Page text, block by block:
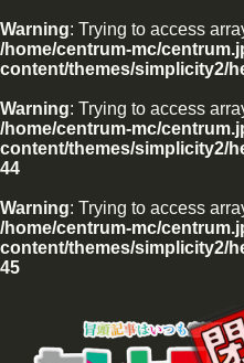
Warning: Trying to access
/home/centrum-mc/
content/themes/simplicity2/
Warning: Trying to access
/home/centrum-mc/
content/themes/simplicity2/
44
Warning: Trying to access
/home/centrum-mc/
content/themes/simplicity2/
45